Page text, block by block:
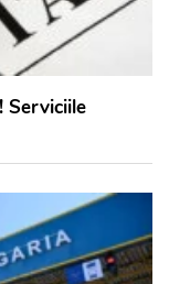
Serviciile